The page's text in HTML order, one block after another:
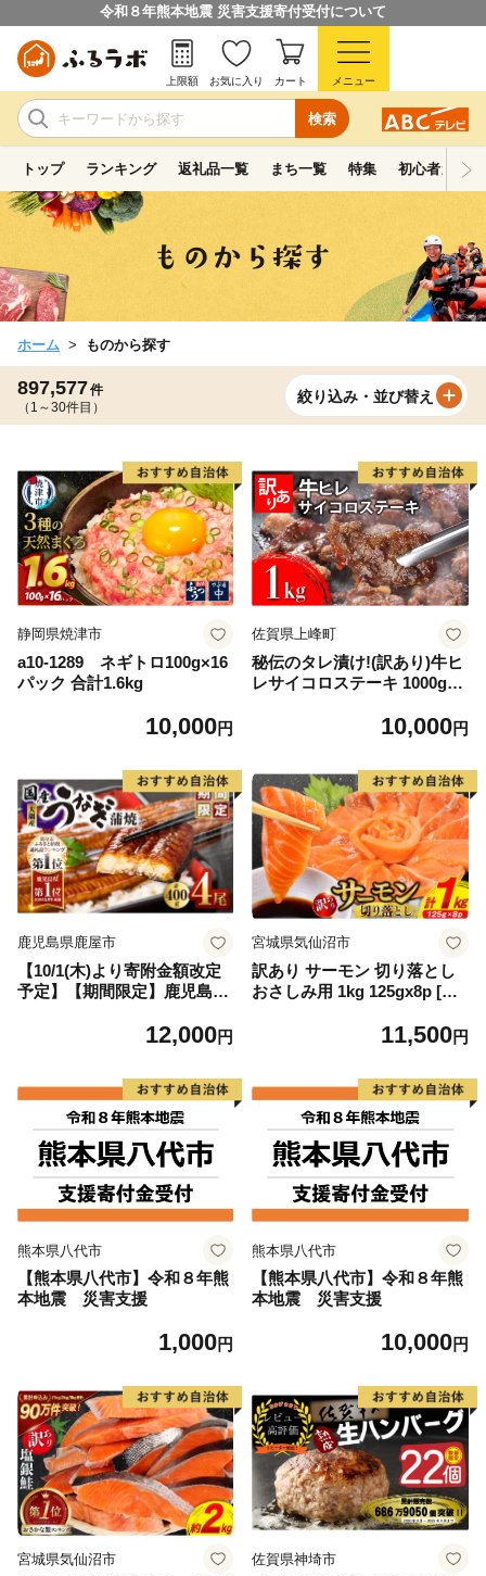
令和８年熊本地震 災害支援寄付受付について
検索
上限額 お気に入り カート メニュー
トップ ランキング 返礼品一覧 まち一覧 特集 初心者ガイド
ホーム ものから探す
897,577件
（1～30件目）
絞り込み・並び替え
静岡県焼津市
a10-1289 ネギトロ100g×16
パック 合計1.6kg
10,000円
佐賀県上峰町
秘伝のタレ漬け!(訳あり)牛ヒ
レサイコロステーキ 1000g
10,000円
鹿児島県鹿屋市
【10/1(木)より寄附金額改定
予定】【期間限定】鹿児島県
12,000円
宮城県気仙沼市
訳あり サーモン 切り落とし
おさしみ用 1kg 125gx8p [足
4313] 魚 魚介類 鮭 お刺し身
介
11,500円
熊本県八代市
【熊本県八代市】令和８年熊
本地震 災害支援
1,000円
熊本県八代市
【熊本県八代市】令和８年熊
本地震 災害支援
10,000円
宮城県気仙沼市 佐賀県神埼市